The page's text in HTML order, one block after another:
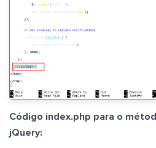
Código index.php para o
jQuery: